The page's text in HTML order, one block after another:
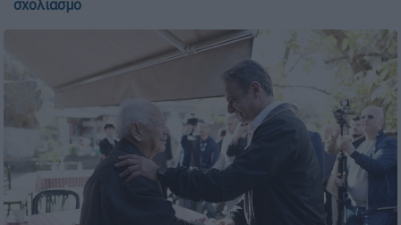
σχολιασμό